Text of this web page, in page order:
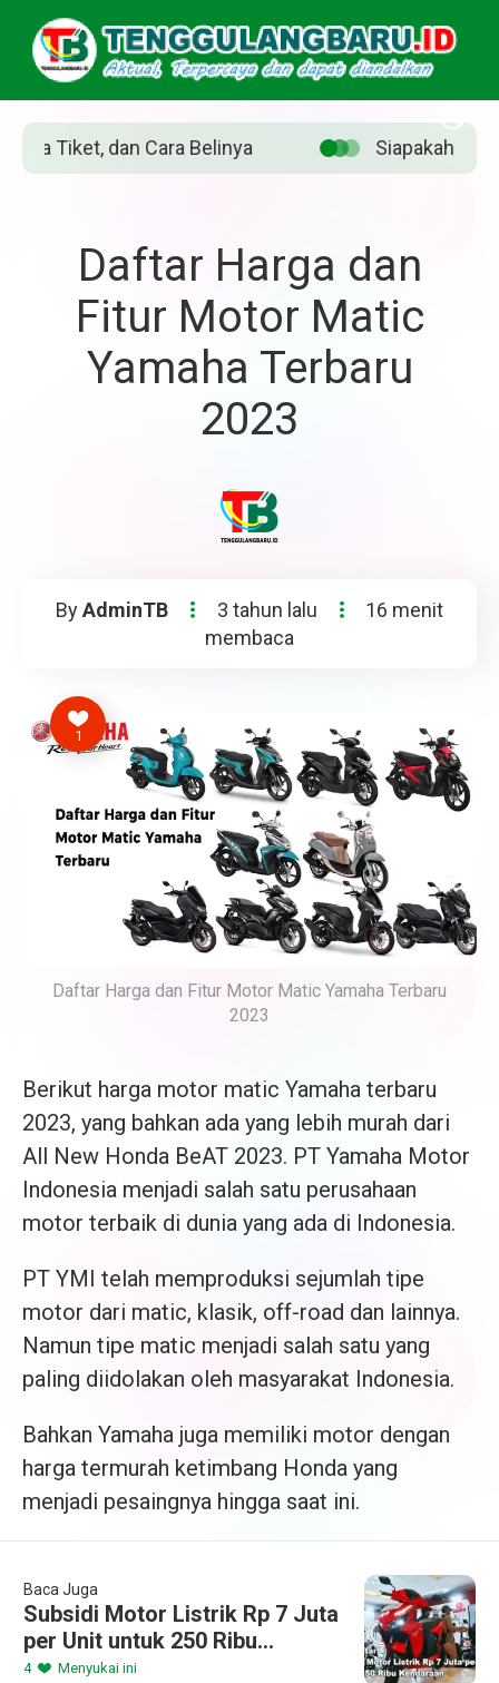
Jean Grey? Pahlawan Marvel yang diperankan
Daftar Harga dan
Fitur Motor Matic
Yamaha Terbaru
2023
ByAdminTB 3 tahun lalu
16 menit
membaca
1
Daftar Harga dan Fitur Motor Matic Yamaha Terbaru
2023
Berikut harga motor matic Yamaha terbaru
2023, yang bahkan ada yang lebih murah dari
All New Honda BeAT 2023. PT Yamaha Motor
Indonesia menjadi salah satu perusahaan
motor terbaik di dunia yang ada di Indonesia.
PT YMI telah memproduksi sejumlah tipe
motor dari matic, klasik, off-road dan lainnya.
Namun tipe matic menjadi salah satu yang
paling diidolakan oleh masyarakat Indonesia.
Bahkan Yamaha juga memiliki motor dengan
harga termurah ketimbang Honda yang
menjadi pesaingnya hingga saat ini.
Baca Juga
Subsidi Motor Listrik Rp 7 Juta
per Unit untuk 250 Ribu
Kendaraan, Ayo Daftar!
4 Menyukai ini